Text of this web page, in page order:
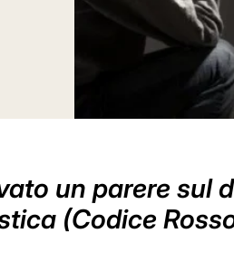
un parere sul
(Codice